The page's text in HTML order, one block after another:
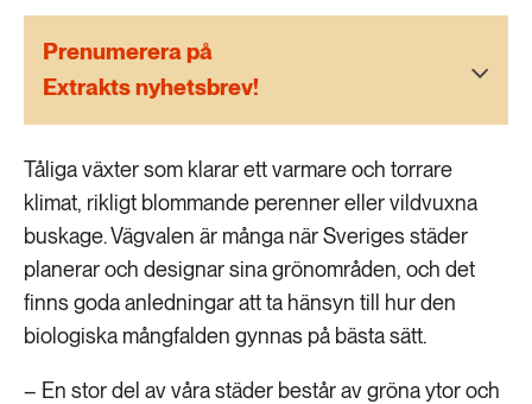
473 ARTIKLAR
Prenumerera på
Extrakts nyhetsbrev!
Tåliga växter som klarar ett varmare och torrare
klimat, rikligt blommande perenner eller vildvuxna
buskage. Vägvalen är många när Sveriges städer
planerar och designar sina grönområden, och det
finns goda anledningar att ta hänsyn till hur den
biologiska mångfalden gynnas på bästa sätt.
– En stor del av våra städer består av gröna ytor och